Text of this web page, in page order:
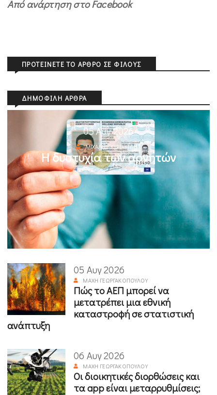
Από ανάρτηση στο Facebook
ΠΡΟΤΕΊΝΕΤΕ ΤΟ ΆΡΘΡΟ ΣΕ ΦΊΛΟΥΣ
ΔΗΜΟΦΙΛΉ ΆΡΘΡΑ
05 Αυγ 2026
ΜΙΧΆΛΗΣ ΚΥΡΙΑΚΊΔΗΣ
Η δυστυχία των αρνητών
05 Αυγ 2026
ΜΆΧΗ ΓΕΩΡΓΑΚΟΠΟΎΛΟΥ
Πώς το ΑΕΠ μπορεί να
μετατρέπει μια εθνική
καταστροφή σε στατιστική
ανάπτυξη
06 Αυγ 2026
ΜΆΧΗ ΓΕΩΡΓΑΚΟΠΟΎΛΟΥ
Οι διοικητικές διορθώσεις και
τα app είναι μεταρρυθμίσεις;